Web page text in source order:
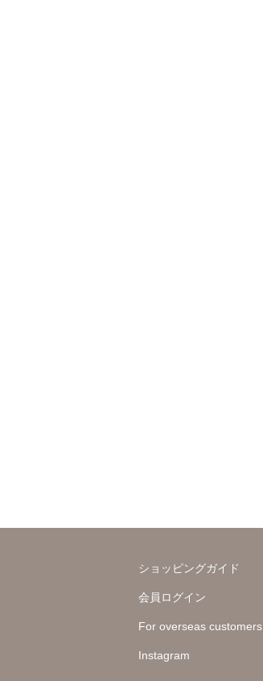
ショッピングガイド
会員ログイン
For overseas customers
Instagram